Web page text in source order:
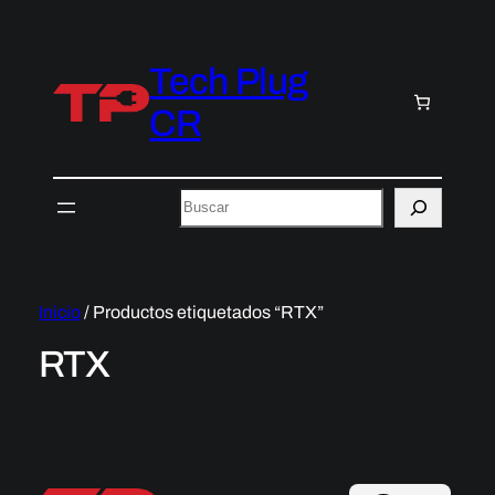
Tech Plug
CR
Buscar
Inicio/ Productos etiquetados “RTX”
RTX